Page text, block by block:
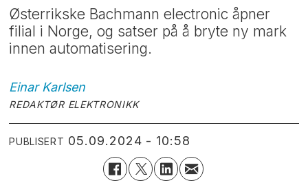
Østerrikske Bachmann electronic åpner
filial i Norge, og satser på å bryte ny mark
innen automatisering.
Einar Karlsen
REDAKTØR ELEKTRONIKK
PUBLISERT 05.09.2024 - 10:58